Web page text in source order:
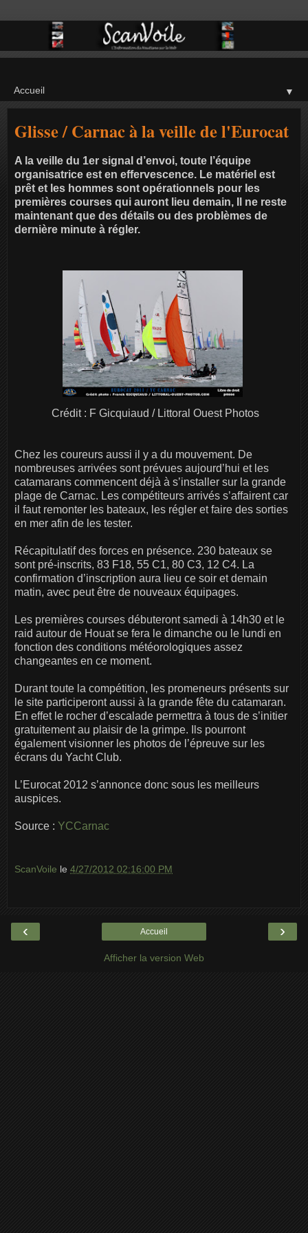
▼
Glisse / Carnac à la veille de l'Eurocat
A la veille du 1er signal d’envoi, toute l’équipe
organisatrice est en effervescence. Le matériel est
prêt et les hommes sont opérationnels pour les
premières courses qui auront lieu demain, Il ne reste
maintenant que des détails ou des problèmes de
dernière minute à régler.
Crédit : F Gicquiaud / Littoral Ouest Photos
Chez les coureurs aussi il y a du mouvement. De
nombreuses arrivées sont prévues aujourd’hui et les
catamarans commencent déjà à s’installer sur la grande
plage de Carnac. Les compétiteurs arrivés s’affairent car
il faut remonter les bateaux, les régler et faire des sorties
en mer afin de les tester.
Récapitulatif des forces en présence. 230 bateaux se
sont pré-inscrits, 83 F18, 55 C1, 80 C3, 12 C4. La
confirmation d’inscription aura lieu ce soir et demain
matin, avec peut être de nouveaux équipages.
Les premières courses débuteront samedi à 14h30 et le
raid autour de Houat se fera le dimanche ou le lundi en
fonction des conditions météorologiques assez
changeantes en ce moment.
Durant toute la compétition, les promeneurs présents sur
le site participeront aussi à la grande fête du catamaran.
En effet le rocher d’escalade permettra à tous de s’initier
gratuitement au plaisir de la grimpe. Ils pourront
également visionner les photos de l’épreuve sur les
écrans du Yacht Club.
L’Eurocat 2012 s’annonce donc sous les meilleurs
auspices.
Source : YCCarnac
ScanVoile le 4/27/2012 02:16:00 PM
‹ ›
Accueil
Afficher la version Web